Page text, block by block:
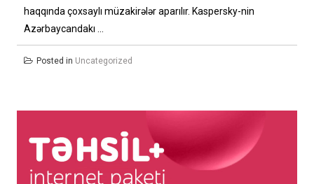
haqqında çoxsaylı müzakirələr aparılır. Kaspersky-nin
Azərbaycandakı ...
Posted in Uncategorized